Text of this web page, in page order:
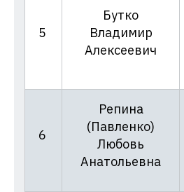
5
Бутко
Владимир
Алексеевич
6
Репина
(Павленко)
Любовь
Анатольевна